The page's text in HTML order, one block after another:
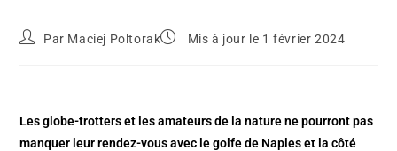
Par Maciej Poltorak Mis à jour le 1 février 2024
Les globe-trotters et les amateurs de la nature ne pourront pas
manquer leur rendez-vous avec le golfe de Naples et la côté